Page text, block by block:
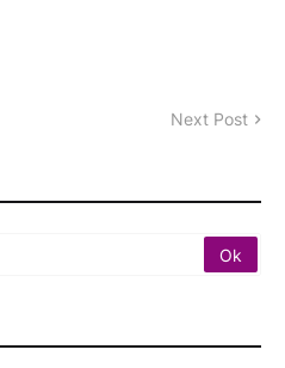
Next Post